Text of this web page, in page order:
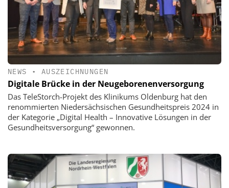
NEWS • AUSZEICHNUNGEN
Digitale Brücke in der Neugeborenenversorgung
Das TeleStorch-Projekt des Klinikums Oldenburg hat den
renommierten Niedersächsischen Gesundheitspreis 2024 in
der Kategorie „Digital Health – Innovative Lösungen in der
Gesundheitsversorgung“ gewonnen.